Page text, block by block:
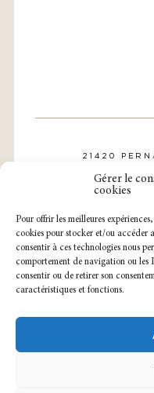
Gérer le
cookies
Pour offrir les meilleures
cookies pour stocker et/ou accéder
consentir à ces technologies nous
comportement de navigation ou les
consentir ou de retirer son
caractéristiques et fonctions.
21420
TÉL. :
NOTRE
SUR
MENTIONS LÉGALES